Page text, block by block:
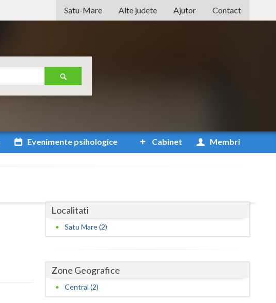
Satu-Mare Alte judete
Bistrita-Nasaud
Botosani
Buzau
Cluj
Ajutor Contact
Evenimente psihologice Cabinet Membri
Localitati
Satu Mare (2)
Zone Geografice
Central (2)